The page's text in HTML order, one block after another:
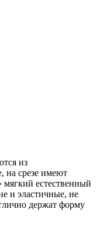
из
на срезе имеют
мягкий естественный
и эластичные, не
держат форму